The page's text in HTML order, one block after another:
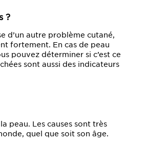
?
d’un autre problème cutané,
fortement. En cas de peau
pouvez déterminer si c’est ce
sont aussi des indicateurs
peau. Les causes sont très
quel que soit son âge.